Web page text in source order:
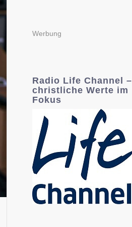
Werbung
Radio Life Channel –
christliche Werte im
Fokus